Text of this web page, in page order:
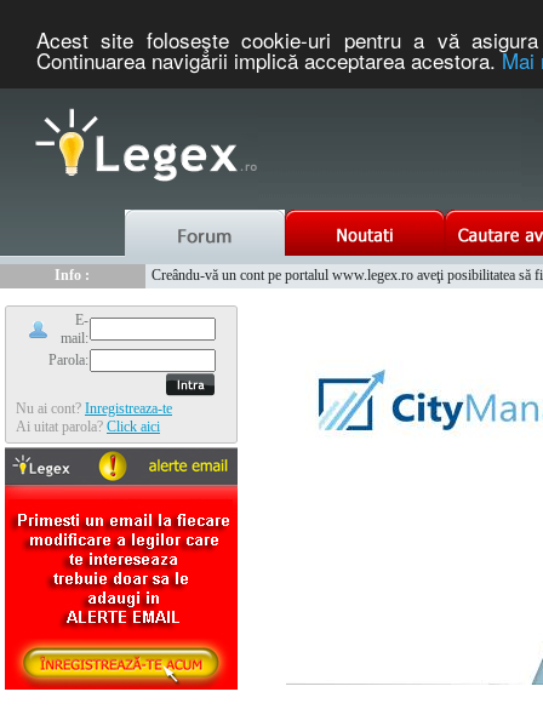
Acest site foloseşte cookie-uri pentru a vă
Continuarea navigării implică acceptarea acestora.Mai
Info :
Creându-vă un cont pe portalul www.legex.ro aveţi posibilitatea să
Info :
www.tntauto.ro - Managementul Integrat al Parcului Auto
E-
mail:
Parola:
Nu ai cont? Inregistreaza-te
Ai uitat parola? Click aici